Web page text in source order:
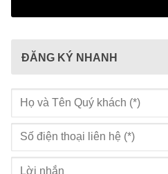
ĐĂNG KÝ NHANH